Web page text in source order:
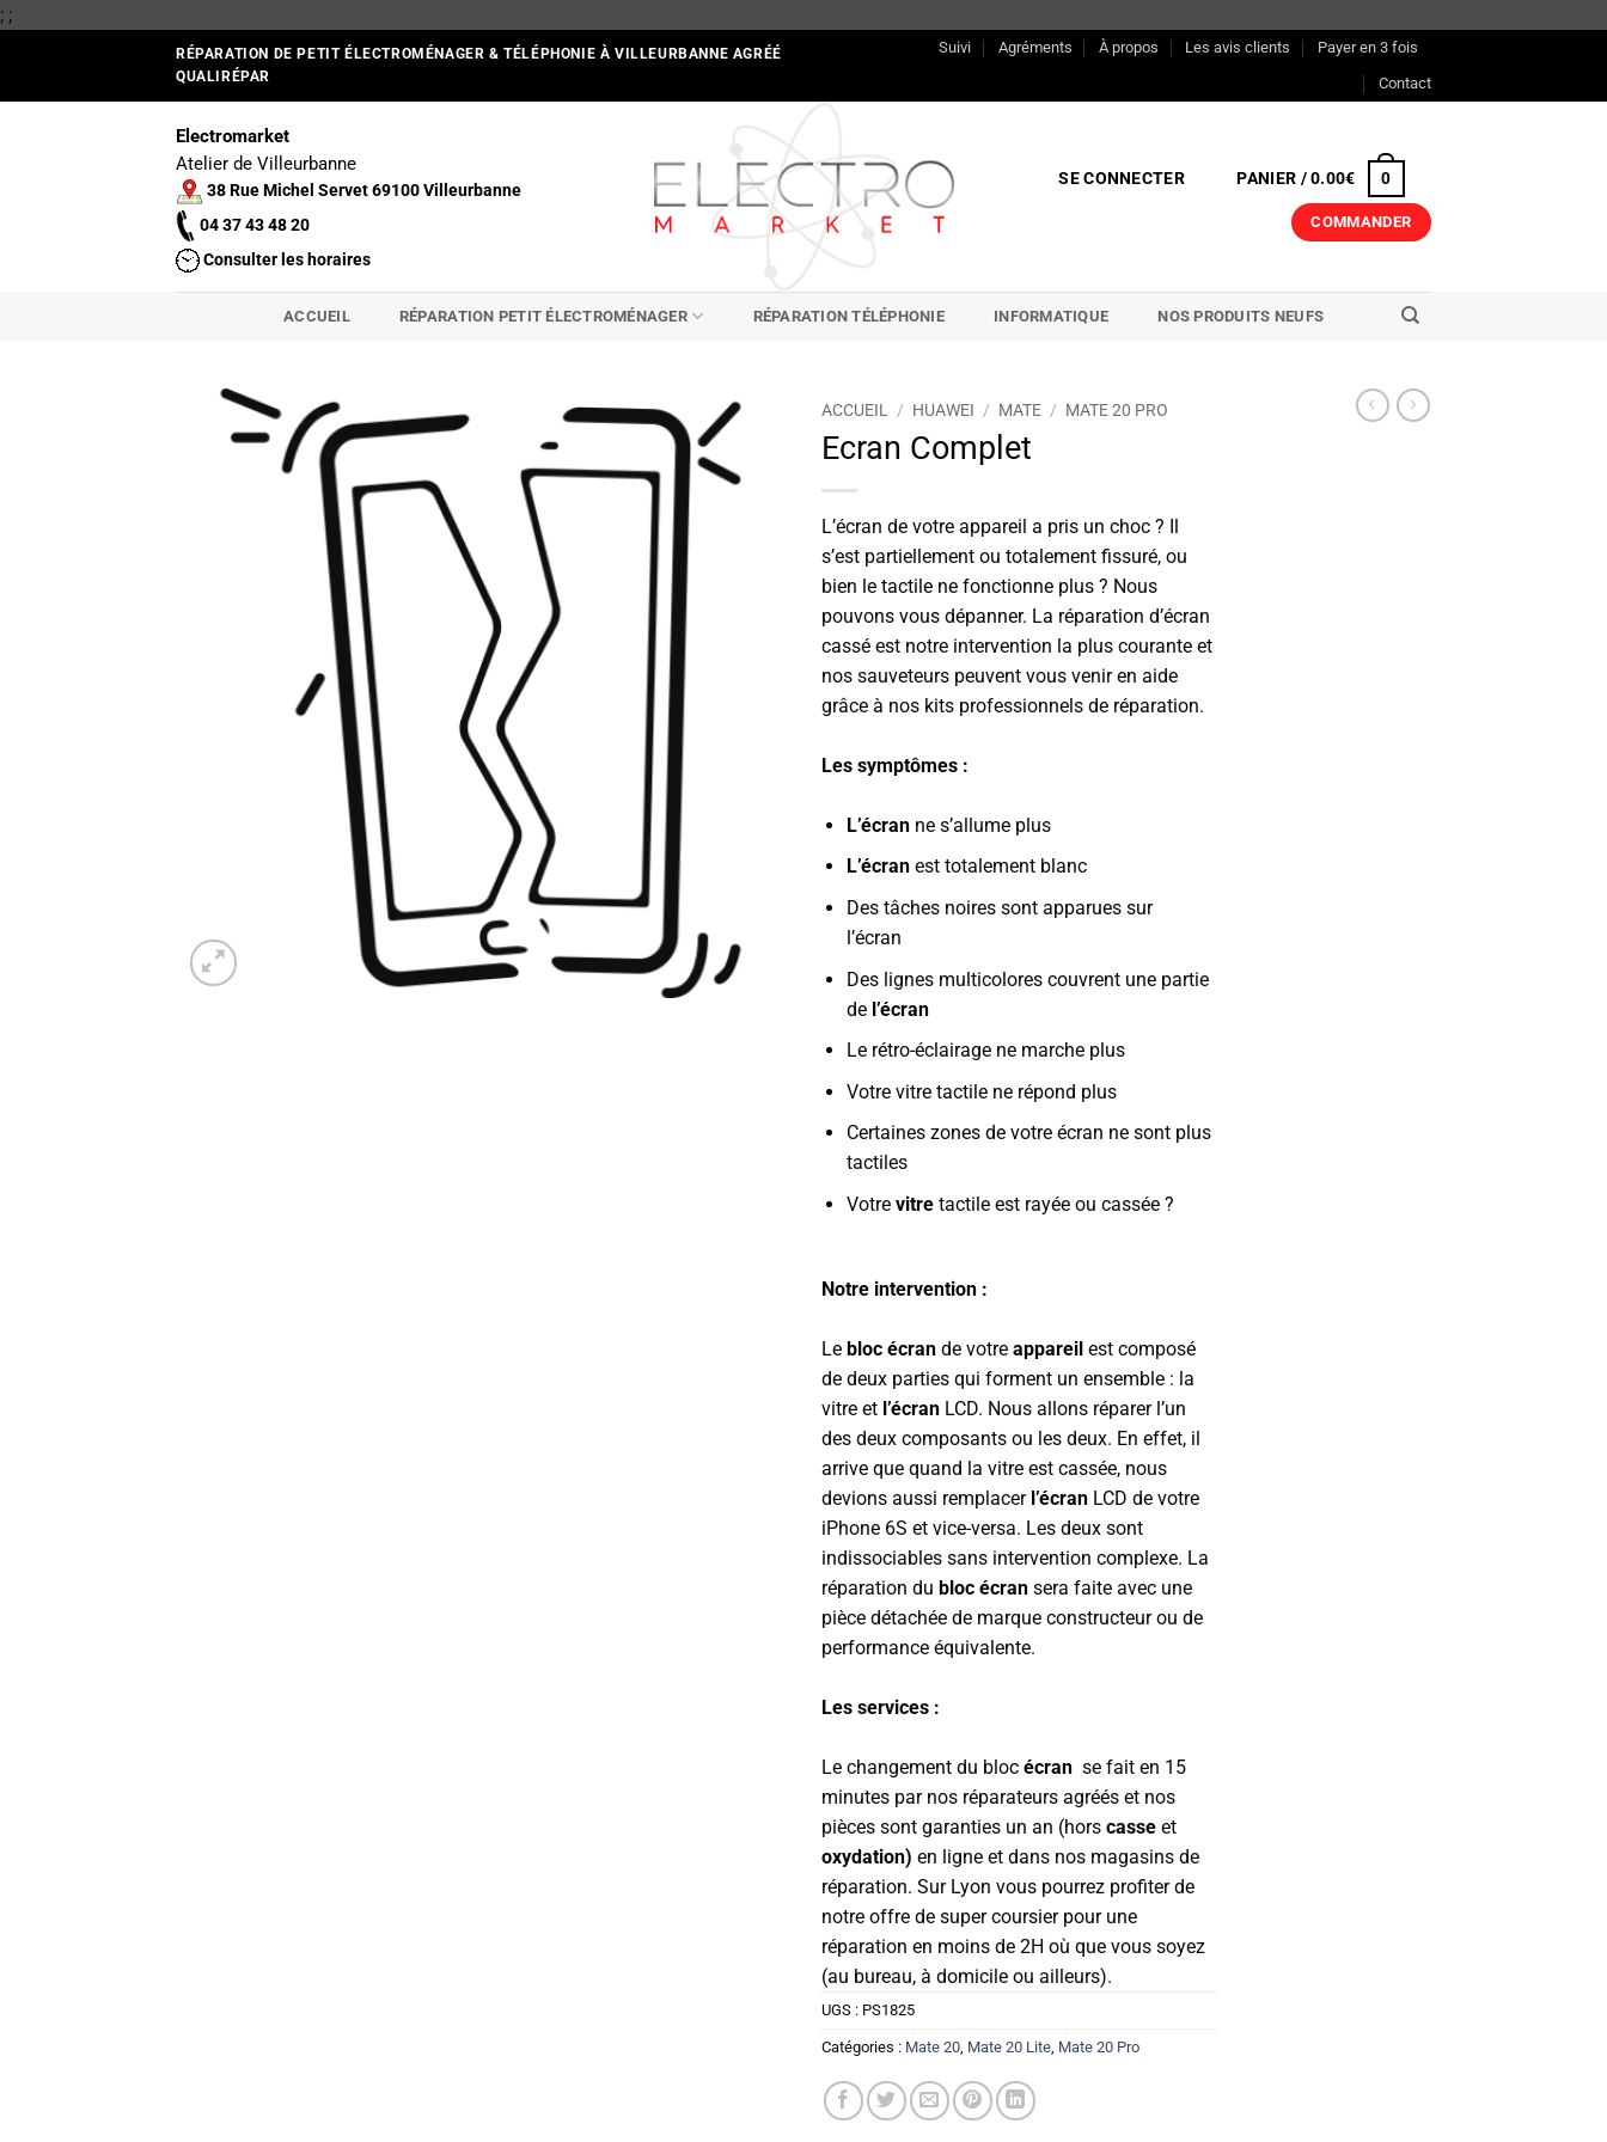
; ;Passer
RÉPARATION DE PETIT ÉLECTROMÉNAGER & TÉLÉPHONIE À VILLEURBANNE AGRÉÉ
QUALIRÉPAR
Suivi Agréments À propos Les avis clients
Payer en 3 fois
Contact
Electromarket
Atelier de Villeurbanne
38 Rue Michel Servet 69100 Villeurbanne
04 37 43 48 20
Consulter les horaires
SE CONNECTER PANIER /0.00€ 0
COMMANDER
ACCUEIL RÉPARATION PETIT ÉLECTROMÉNAGER RÉPARATION TÉLÉPHONIE INFORMATIQUE NOS PRODUITS NEUFS
ACCUEIL / HUAWEI / MATE / MATE 20 PRO
Ecran Complet
L’écran de votre appareil a pris un choc ? Il
s’est partiellement ou totalement fissuré, ou
bien le tactile ne fonctionne plus ? Nous
pouvons vous dépanner. La réparation d’écran
cassé est notre intervention la plus courante et
nos sauveteurs peuvent vous venir en aide
grâce à nos kits professionnels de réparation.
Les symptômes :
L’écranne s’allume plus
L’écranest totalement blanc
Des tâches noires sont apparues sur
l’écran
Des lignes multicolores couvrent une partie
de l’écran
Le rétro-éclairage ne marche plus
Votre vitre tactile ne répond plus
Certaines zones de votre écran ne sont plus
tactiles
Votre vitretactile est rayée ou cassée ?
Notre intervention :
Le bloc écran de votre appareil est composé
de deux parties qui forment un ensemble : la
vitre et l’écran LCD. Nous allons réparer l’un
des deux composants ou les deux. En effet, il
arrive que quand la vitre est cassée, nous
devions aussi remplacer l’écran LCD de votre
iPhone 6S et vice-versa. Les deux sont
indissociables sans intervention complexe. La
réparation du bloc écran sera faite avec une
pièce détachée de marque constructeur ou de
performance équivalente.
Les services :
Le changement du bloc écran se fait en 15
minutes par nos réparateurs agréés et nos
pièces sont garanties un an (hors casse et
oxydation) en ligne et dans nos magasins de
réparation. Sur Lyon vous pourrez profiter de
notre offre de super coursier pour une
réparation en moins de 2H où que vous soyez
(au bureau, à domicile ou ailleurs).
UGS : PS1825
Catégories : Mate 20 Mate 20 Lite Mate 20 Pro